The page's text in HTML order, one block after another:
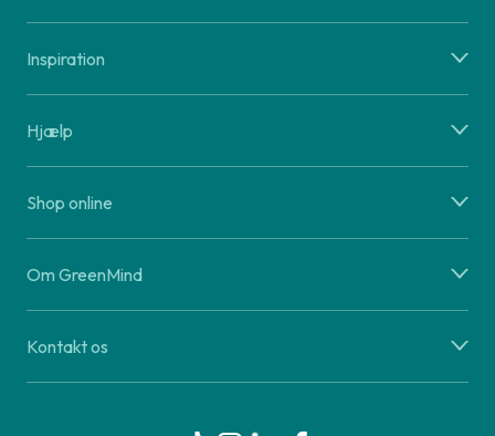
Inspiration
Hjælp
Shop online
Om GreenMind
Kontakt os